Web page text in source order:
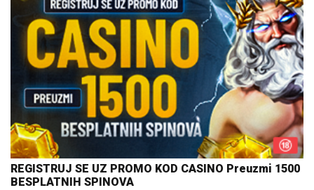
REGISTRUJ SE UZ PROMO KOD CASINO Preuzmi 1500
BESPLATNIH SPINOVA